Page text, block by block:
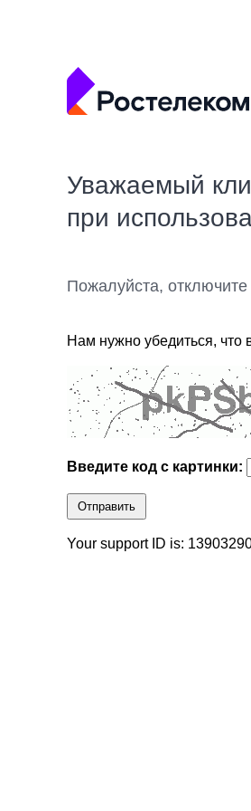
Уважаемый
при
Пожалуйста,
Нам нужно убедиться, что
Введите код с картинки:
Отправить
Your support ID is: